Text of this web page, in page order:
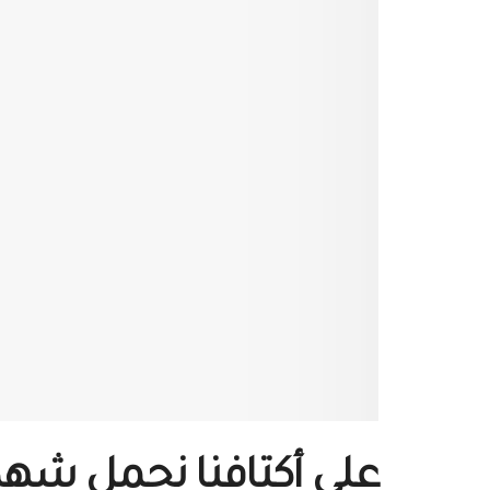
على أكتافنا نحمل